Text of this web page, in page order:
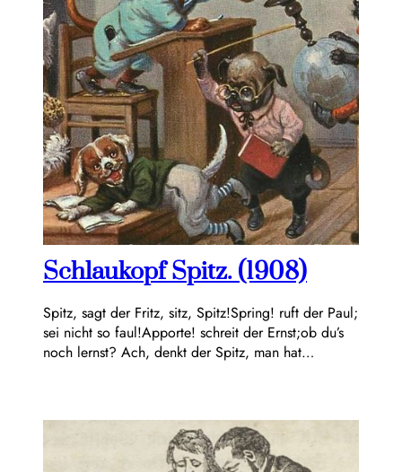
Schlaukopf Spitz. (1908)
Spitz, sagt der Fritz, sitz, Spitz!Spring! ruft der Paul;
sei nicht so faul!Apporte! schreit der Ernst;ob du’s
noch lernst? Ach, denkt der Spitz, man hat…